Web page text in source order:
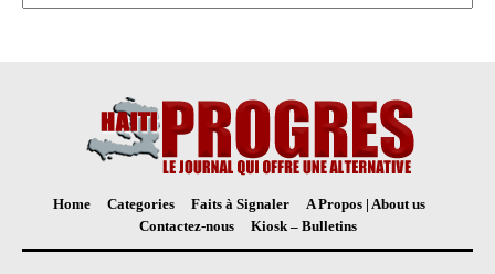
Home Categories Faits à Signaler
A Propos | About us
Contactez-nous
Kiosk – Bulletins